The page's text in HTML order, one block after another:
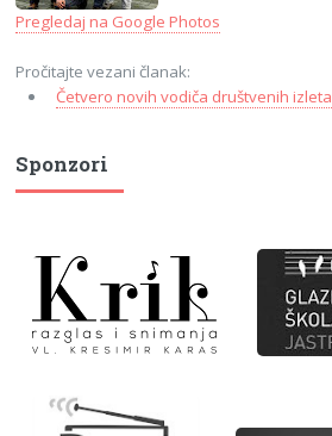
Pregledaj na Google Photos
Pročitajte vezani članak:
Četvero novih vodiča društvenih izleta
Sponzori